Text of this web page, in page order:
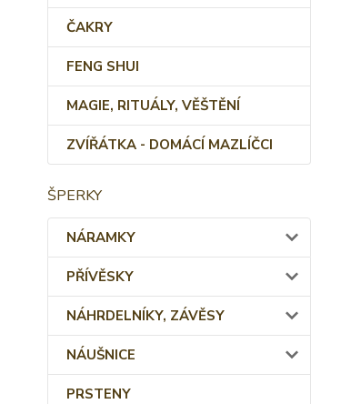
ČAKRY
FENG SHUI
MAGIE, RITUÁLY, VĚŠTĚNÍ
ZVÍŘÁTKA - DOMÁCÍ MAZLÍČCI
ŠPERKY
NÁRAMKY
PŘÍVĚSKY
NÁHRDELNÍKY, ZÁVĚSY
NÁUŠNICE
PRSTENY